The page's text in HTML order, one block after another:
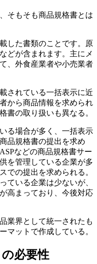
そもそも商品規格書とは
した書類のことです。原
どが含まれます。主にメ
、外食産業者や小売業者
されている一括表示に近
から商品情報を求められ
書の取り扱いも異なる。
る場合が多く、一括表示
品規格書の提出を求め
などの商品規格書サー
を管理している企業が多
での提出を求められる。
ている企業は少ないが、
高まっており、今後対応
業界として統一されたも
マットで作成している。
必要性